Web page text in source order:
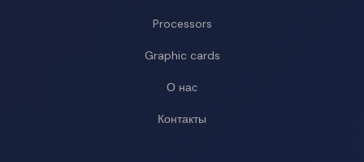
Processors
Graphic cards
О нас
Контакты